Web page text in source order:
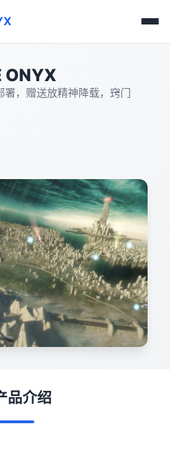
ONYX
，赠送放精神降载，窍门
品介绍